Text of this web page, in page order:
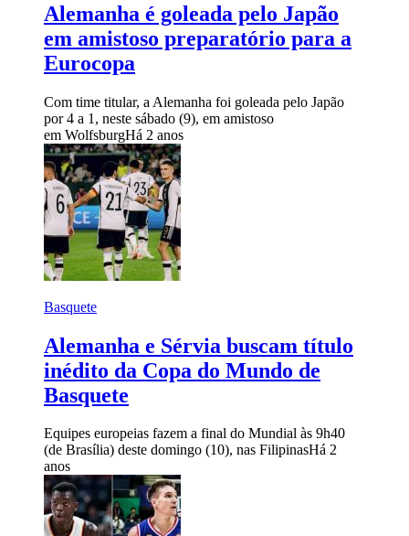
Alemanha é goleada pelo Japão
em amistoso preparatório para a
Eurocopa
Com time titular, a Alemanha foi goleada pelo Japão
por 4 a 1, neste sábado (9), em amistoso
em WolfsburgHá 2 anos
Basquete
Alemanha e Sérvia buscam título
inédito da Copa do Mundo de
Basquete
Equipes europeias fazem a final do Mundial às 9h40
(de Brasília) deste domingo (10), nas FilipinasHá 2
anos